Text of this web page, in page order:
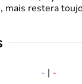
mais restera
- | -